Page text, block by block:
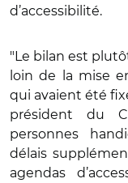
d’accessibilité.
"Le bilan est
loin de la mise
qui avaient été
président du
personnes
délais
agendas